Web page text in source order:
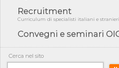
04/08/26 - DL Infrastrutture
03/08/26 - TAR Piemonte: RUP può
esterno per v...
Recruitment
Curriculum di specialisti italiani e stranieri
Convegni e seminari
Cerca nel sito